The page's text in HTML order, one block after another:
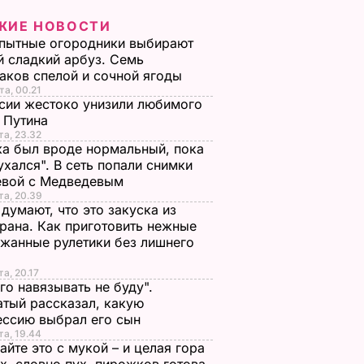
НОВОСТИ
огородники выбирают
сладкий арбуз. Семь
спелой и сочной ягоды
00.21
жестоко унизили любимого
Путина
23.32
был вроде нормальный, пока
В сеть попали снимки
с Медведевым
20.39
думают, что это закуска из
Как приготовить нежные
рулетики без лишнего
20.17
навязывать не буду".
рассказал, какую
выбрал его сын
19.44
это с мукой – и целая гора